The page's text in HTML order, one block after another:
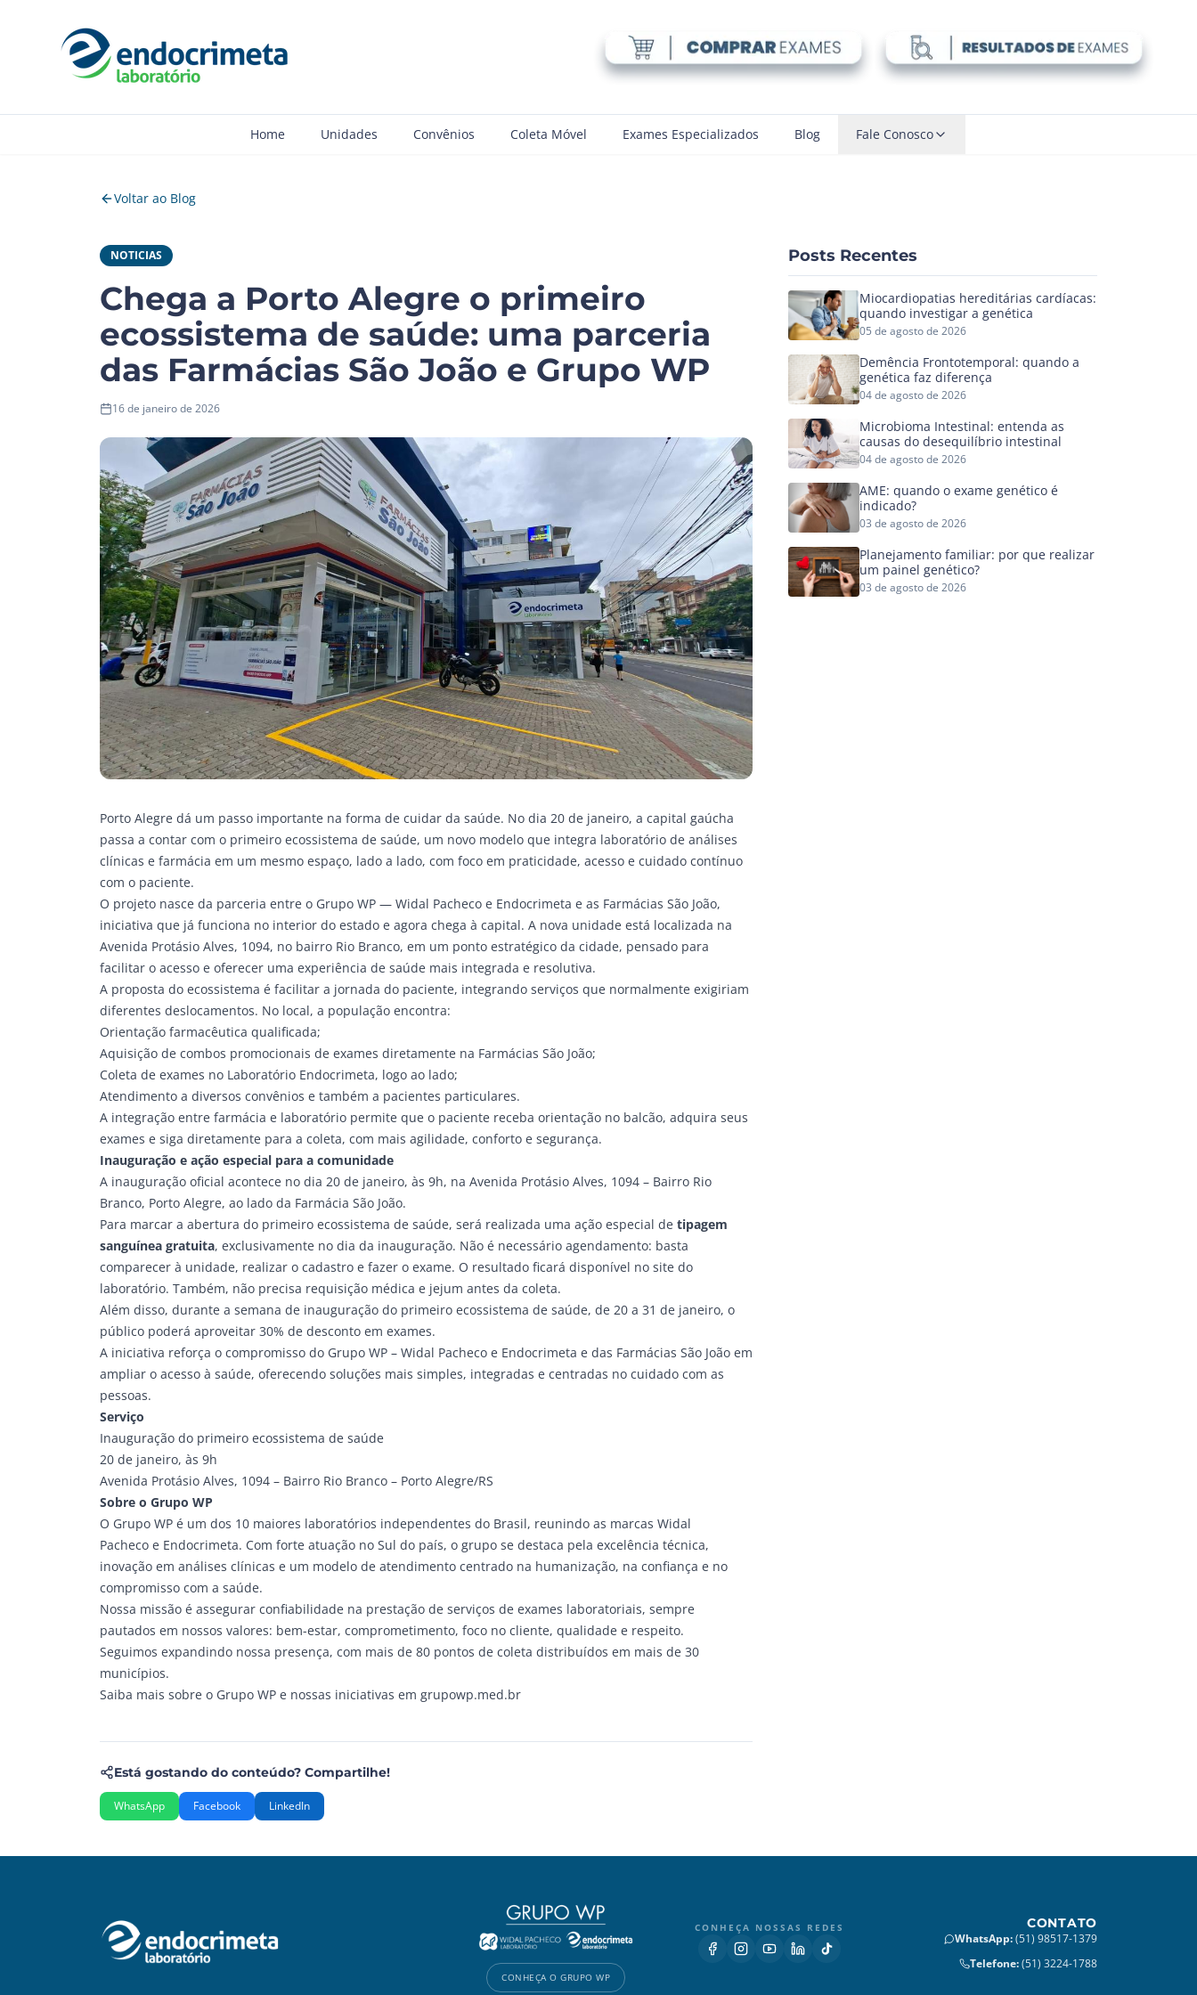
Home Unidades Convênios Coleta Móvel Exames Especializados Blog Fale Conosco
Voltar ao Blog
NOTICIAS
Chega a Porto Alegre o primeiro
ecossistema de saúde: uma parceria
das Farmácias São João e Grupo WP
16 de janeiro de 2026
Porto Alegre dá um passo importante na forma de cuidar da saúde. No dia 20 de janeiro, a capital gaúcha
passa a contar com o primeiro ecossistema de saúde, um novo modelo que integra laboratório de análises
clínicas e farmácia em um mesmo espaço, lado a lado, com foco em praticidade, acesso e cuidado contínuo
com o paciente.
O projeto nasce da parceria entre o Grupo WP — Widal Pacheco e Endocrimeta e as Farmácias São João,
iniciativa que já funciona no interior do estado e agora chega à capital. A nova unidade está localizada na
Avenida Protásio Alves, 1094, no bairro Rio Branco, em um ponto estratégico da cidade, pensado para
facilitar o acesso e oferecer uma experiência de saúde mais integrada e resolutiva.
A proposta do ecossistema é facilitar a jornada do paciente, integrando serviços que normalmente exigiriam
diferentes deslocamentos. No local, a população encontra:
Orientação farmacêutica qualificada;
Aquisição de combos promocionais de exames diretamente na Farmácias São João;
Coleta de exames no Laboratório Endocrimeta, logo ao lado;
Atendimento a diversos convênios e também a pacientes particulares.
A integração entre farmácia e laboratório permite que o paciente receba orientação no balcão, adquira seus
exames e siga diretamente para a coleta, com mais agilidade, conforto e segurança.
Inauguração e ação especial para a comunidade
A inauguração oficial acontece no dia 20 de janeiro, às 9h, na Avenida Protásio Alves, 1094 – Bairro Rio
Branco, Porto Alegre, ao lado da Farmácia São João.
Para marcar a abertura do primeiro ecossistema de saúde, será realizada uma ação especial de tipagem
sanguínea gratuita, exclusivamente no dia da inauguração. Não é necessário agendamento: basta
comparecer à unidade, realizar o cadastro e fazer o exame. O resultado ficará disponível no site do
laboratório. Também, não precisa requisição médica e jejum antes da coleta.
Além disso, durante a semana de inauguração do primeiro ecossistema de saúde, de 20 a 31 de janeiro, o
público poderá aproveitar 30% de desconto em exames.
A iniciativa reforça o compromisso do Grupo WP – Widal Pacheco e Endocrimeta e das Farmácias São João em
ampliar o acesso à saúde, oferecendo soluções mais simples, integradas e centradas no cuidado com as
pessoas.
Serviço
Inauguração do primeiro ecossistema de saúde
20 de janeiro, às 9h
Avenida Protásio Alves, 1094 – Bairro Rio Branco – Porto Alegre/RS
Sobre o Grupo WP
O Grupo WP é um dos 10 maiores laboratórios independentes do Brasil, reunindo as marcas Widal
Pacheco e Endocrimeta. Com forte atuação no Sul do país, o grupo se destaca pela excelência técnica,
inovação em análises clínicas e um modelo de atendimento centrado na humanização, na confiança e no
compromisso com a saúde.
Nossa missão é assegurar confiabilidade na prestação de serviços de exames laboratoriais, sempre
pautados em nossos valores: bem-estar, comprometimento, foco no cliente, qualidade e respeito.
Seguimos expandindo nossa presença, com mais de 80 pontos de coleta distribuídos em mais de 30
municípios.
Saiba mais sobre o Grupo WP e nossas iniciativas em grupowp.med.br
Está gostando do conteúdo? Compartilhe!
WhatsApp Facebook LinkedIn
Posts Recentes
Miocardiopatias hereditárias cardíacas:
quando investigar a genética
05 de agosto de 2026
Demência Frontotemporal: quando a
genética faz diferença
04 de agosto de 2026
Microbioma Intestinal: entenda as
causas do desequilíbrio intestinal
04 de agosto de 2026
AME: quando o exame genético é
indicado?
03 de agosto de 2026
Planejamento familiar: por que realizar
um painel genético?
03 de agosto de 2026
CONHEÇA O GRUPO WP
CONHEÇA NOSSAS REDES CONTATO
WhatsApp:(51) 98517-1379
Telefone:(51) 3224-1788